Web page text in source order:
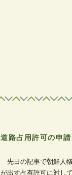
道路占用許可の申
先日の記事で朝鮮人
が出す占有許可に対し